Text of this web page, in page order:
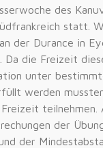
des
statt.
der Durance in
Da die Freizeit
unter
werden
teilnehmen.
der
der